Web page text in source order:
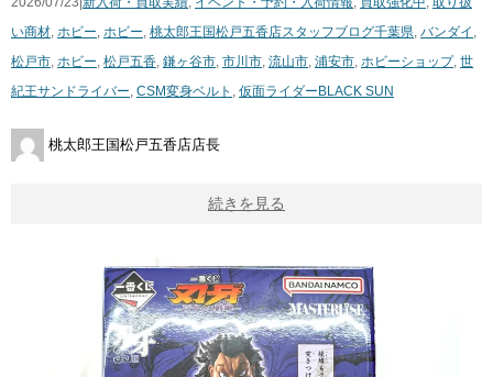
い商材, ホビー, ホビー, 桃太郎王国松戸五香店スタッフブログ千葉県, バンダイ ,
松戸市, ホビー, 松戸五香, 鎌ヶ谷市, 市川市, 流山市, 浦安市, ホビーショップ, 世
紀王サンドライバー, CSM変身ベルト , 仮面ライダーBLACK ​SUN
桃太郎王国松戸五香店店長
続きを見る